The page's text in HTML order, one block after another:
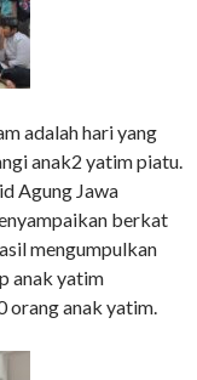
adalah hari yang
anak2 yatim piatu.
Agung Jawa
berkat
mengumpulkan
anak yatim
orang anak yatim.